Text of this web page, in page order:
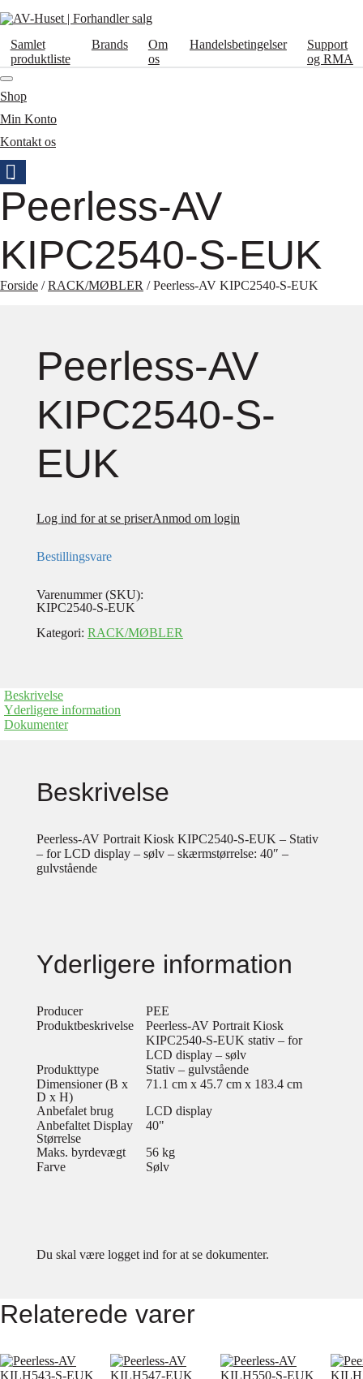
Samlet
produktliste
Brands
Om
os
Handelsbetingelser
Support
og RMA
Shop
Min Konto
Kontakt os
Peerless-AV
KIPC2540-S-EUK
Forside /RACK/MØBLER / Peerless-AV KIPC2540-S-EUK
Peerless-AV
KIPC2540-S-
EUK
Log ind for at se priserAnmod om login
Bestillingsvare
Varenummer (SKU):
KIPC2540-S-EUK
Kategori: RACK/MØBLER
Beskrivelse
Yderligere information
Dokumenter
Beskrivelse
Peerless-AV Portrait Kiosk KIPC2540-S-EUK – Stativ
– for LCD display – sølv – skærmstørrelse: 40″ –
gulvstående
Yderligere information
Producer
PEE
Produktbeskrivelse
Peerless-AV Portrait Kiosk
KIPC2540-S-EUK stativ – for
LCD display – sølv
Produkttype
Stativ – gulvstående
Dimensioner (B x
D x H)
71.1 cm x 45.7 cm x 183.4 cm
Anbefalet brug
LCD display
Anbefaltet Display
Størrelse
40"
Maks. byrdevægt
56 kg
Farve
Sølv
Du skal være logget ind for at se dokumenter.
Relaterede varer